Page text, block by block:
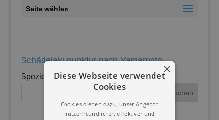
Seite wählen
Schädelakupunktur nach Yamamoto
Spezielle Form derAkupunkturam Kopf.
Diese Webseite verwendet
Cookies
Cookies dienen dazu, unser Angebot
nutzerfreundlicher, effektiver und
×